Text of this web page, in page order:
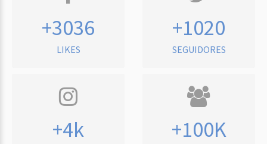
+3036
LIKES
+1020
SEGUIDORES
+4k +100K